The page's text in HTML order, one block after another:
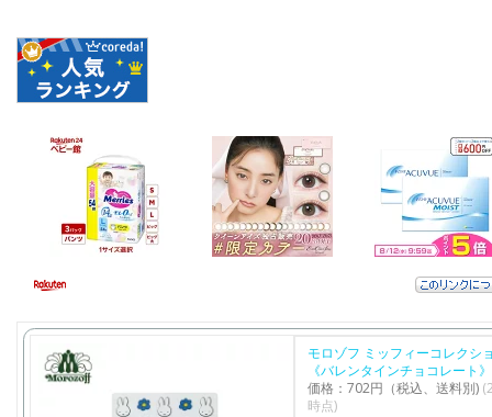
モロゾフ ミッフィーコレクシ
《バレンタインチョコレート》
価格：702円（税込、送料別)
時点)